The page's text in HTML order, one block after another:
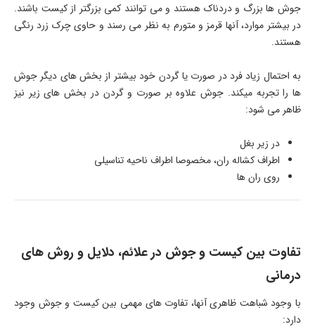
جوش ها بزرگ و دردناک هستند و می توانند کمی بزرگتر از کیست باشند.
در بیشتر موارد، آنها قرمز و متورم به نظر می رسند و حاوی چرک زرد رنگی
هستند.
به احتمال زیاد فرد در صورت یا گردن خود بیشتر از بخش های دیگر جوش
ها را تجربه میکند. جوش علاوه بر صورت و گردن در بخش های زیر نیز
ظاهر می شود:
در زیر بغل
اطراف کشاله ران، مخصوصا اطراف ناحیه تناسیلی
روی ران ها
تفاوت بین کیست و جوش در علائم، دلایل و روش های
درمانی
با وجود شباهت ظاهری آنها، تفاوت های مهمی بین کیست و جوش وجود
دارد: